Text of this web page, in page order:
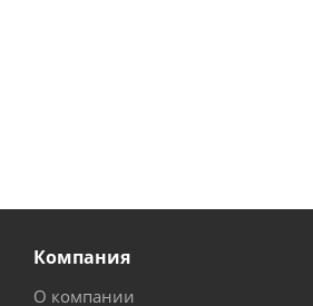
Компания
О компании